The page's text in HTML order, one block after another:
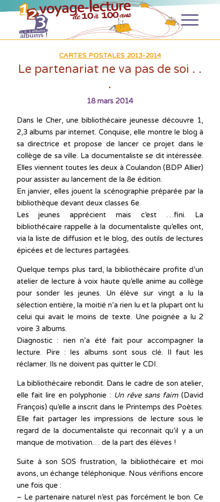
CARTES POSTALES 2013-2014
Le partenariat ne va pas de soi . .
.
18 mars 2014
Dans le Cher, une bibliothécaire jeunesse découvre 1,
2,3 albums par internet. Conquise, elle montre le blog à
sa directrice et propose de lancer ce projet dans le
collège de sa ville. La documentaliste se dit intéressée.
Elles viennent toutes les deux à Coulandon (BDP Allier)
pour assister au lancement de la 8e édition.
En janvier, elles jouent la scénographie préparée par la
bibliothèque devant deux classes 6e.
Les jeunes apprécient mais c’est …fini. La
bibliothécaire rappelle à la documentaliste qu’elles ont,
via la liste de diffusion et le blog, des outils de lectures
épicées et de lectures partagées.
Quelque temps plus tard, la bibliothécaire profite d’un
atelier de lecture à voix haute qu’elle anime au collège
pour sonder les jeunes. Un élève sur vingt a lu la
sélection entière, la moitié n’a rien lu et la plupart ont lu
celui qui avait le moins de texte. Une poignée a lu 2
voire 3 albums.
Diagnostic : rien n’a été fait pour accompagner la
lecture. Pire : les albums sont sous clé. Il faut les
réclamer. Ils ne doivent pas quitter le CDI.
La bibliothécaire rebondit. Dans le cadre de son atelier,
elle fait lire en polyphonie : Un rêve sans faim (David
François) qu’elle a inscrit dans le Printemps des Poètes.
Elle fait partager les impressions de lecture sous le
regard de la documentaliste qui reconnait qu’il y a un
manque de motivation… de la part des élèves !
Suite à son SOS frustration, la bibliothécaire et moi
avons, un échange téléphonique. Nous vérifions encore
une fois que :
– Le partenaire naturel n’est pas forcément le bon. Ce